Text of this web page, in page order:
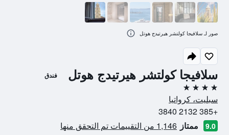
سلافيجا كولتشر هيرتيدج هوتل فندق
4 نجوم
سبليت، كرواتيا
+385 2132 3840
9.0 ممتاز 1,146 من التقييمات تم التحقق منها
صور لـ سلافيجا كولتشر هيرتيدج هوتل